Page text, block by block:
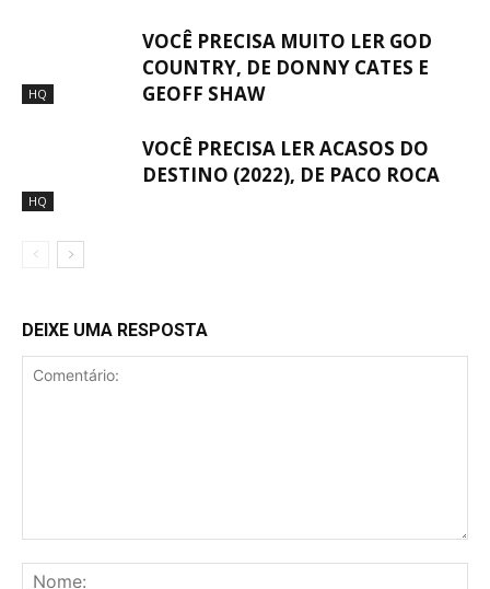
HQ
VOCÊ PRECISA MUITO LER GOD
COUNTRY, DE DONNY CATES E
GEOFF SHAW
HQ
VOCÊ PRECISA LER ACASOS DO
DESTINO (2022), DE PACO ROCA
DEIXE UMA RESPOSTA